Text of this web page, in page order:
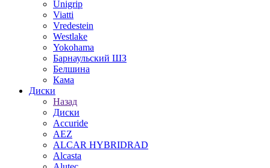
Unigrip
Viatti
Vredestein
Westlake
Yokohama
Барнаульский ШЗ
Белшина
Кама
Диски
Назад
Диски
Accuride
AEZ
ALCAR HYBRIDRAD
Alcasta